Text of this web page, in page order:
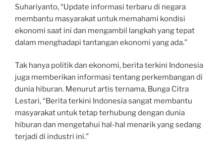
Suhariyanto, “Update informasi terbaru di negara
membantu masyarakat untuk memahami kondisi
ekonomi saat ini dan mengambil langkah yang tepat
dalam menghadapi tantangan ekonomi yang ada.”
Tak hanya politik dan ekonomi, berita terkini Indonesia
juga memberikan informasi tentang perkembangan di
dunia hiburan. Menurut artis ternama, Bunga Citra
Lestari, “Berita terkini Indonesia sangat membantu
masyarakat untuk tetap terhubung dengan dunia
hiburan dan mengetahui hal-hal menarik yang sedang
terjadi di industri ini.”